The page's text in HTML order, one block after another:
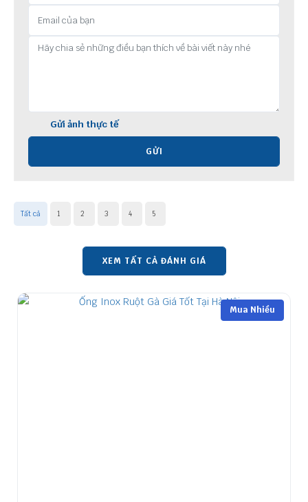
Gửi ảnh thực tế
GỬI
Tất cả 1 2 3 4 5
XEM TẤT CẢ ĐÁNH GIÁ
Mua Nhiều